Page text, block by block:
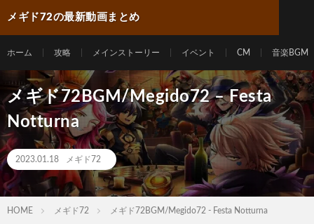
メギド72の最新動画まとめ
ホーム 攻略 メインストーリー イベント CM 音楽BGM
メギド72BGM/Megido72 – Festa
Notturna
2023.01.18 メギド72
HOME メギド72 メギド72BGM/Megido72 - Festa Notturna